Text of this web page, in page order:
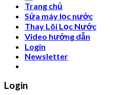
Trang chủ
Sửa máy lọc nước
Thay Lõi Lọc Nước
Video hướng dẫn
Login
Newsletter
Login